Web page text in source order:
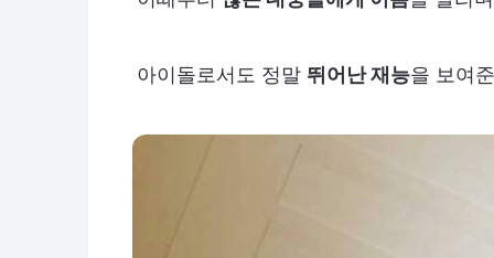
아이돌로서도 정말 뛰어난 재능을 보여